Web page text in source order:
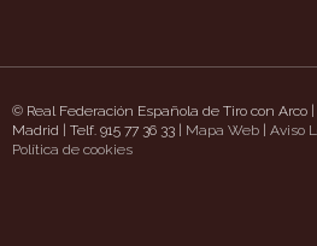
© Real Federación Española de Tiro con Arco
Madrid | Telf. 915 77 36 33 | Mapa Web Aviso
Política de cookieshttps://www.uavpioneers.com/